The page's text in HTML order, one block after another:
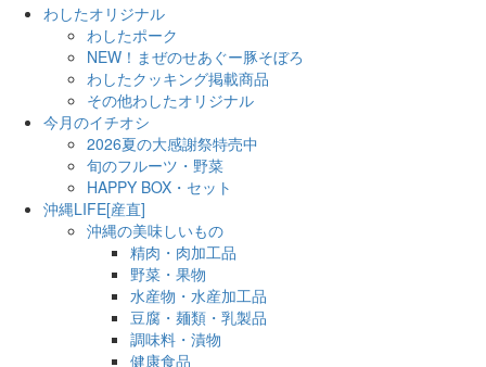
わしたオリジナル
わしたポーク
NEW！まぜのせあぐー豚そぼろ
わしたクッキング掲載商品
その他わしたオリジナル
今月のイチオシ
2026夏の大感謝祭特売中
旬のフルーツ・野菜
HAPPY BOX・セット
沖縄LIFE[産直]
沖縄の美味しいもの
精肉・肉加工品
野菜・果物
水産物・水産加工品
豆腐・麺類・乳製品
調味料・漬物
健康食品